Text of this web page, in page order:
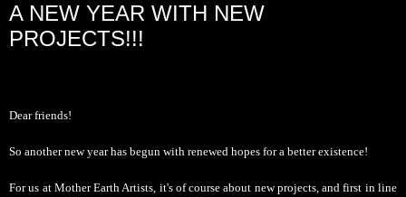
A NEW YEAR WITH NEW
PROJECTS!!!
Dear friends!
So another new year has begun with renewed hopes for a better existence!
For us at Mother Earth Artists, it's of course about new projects, and first in line